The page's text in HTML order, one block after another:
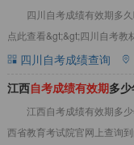
四川自考成绩有效期多
点此查看&gt;&gt;四川自考教
考成绩有效期为长期有效‌。具
四川自考成绩查询
江西自考成绩有效期多
江西自考成绩有效期多
西省教育考试院官网上查询